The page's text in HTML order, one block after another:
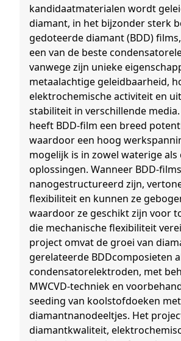
kandidaatmaterialen wordt
diamant, in het bijzonder sterk
gedoteerde diamant (BDD)
een van de beste
vanwege zijn unieke
metaalachtige geleidbaarheid,
elektrochemische activiteit en
stabiliteit in verschillende
heeft BDD-film een breed
waardoor een hoog
mogelijk is in zowel waterige
oplossingen. Wanneer BDD-
nanogestructureerd zijn,
flexibiliteit en kunnen ze
waardoor ze geschikt zijn voor
die mechanische flexibiliteit
project omvat de groei van
gerelateerde BDDcomposieten
condensatorelektroden, met
MWCVD-techniek en
seeding van koolstofdoeken met
diamantnanodeeltjes. Het
diamantkwaliteit,